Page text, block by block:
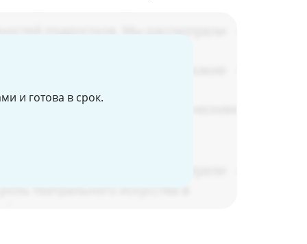
и готова в срок.